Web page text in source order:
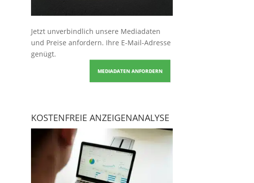
Jetzt unverbindlich unsere Mediadaten
und Preise anfordern. Ihre E-Mail-Adresse
genügt.
MEDIADATEN ANFORDERN
KOSTENFREIE ANZEIGENANALYSE